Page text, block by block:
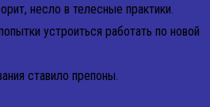
несло в телесные практики.
устроиться работать по новой
ставило препоны.